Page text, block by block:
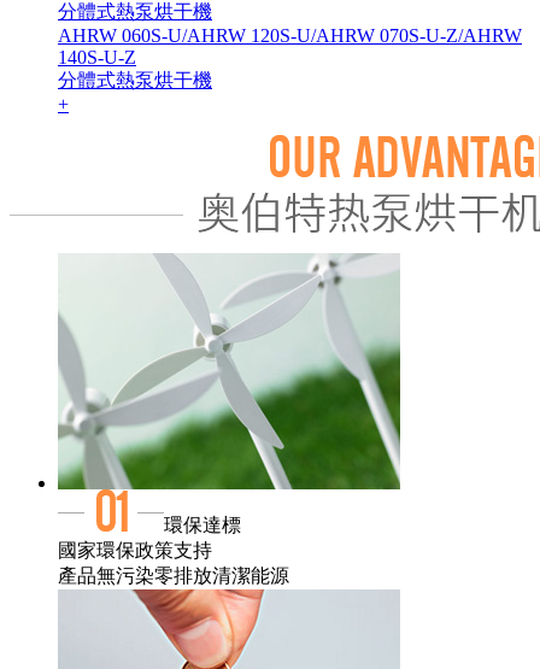
分體式熱泵烘干機
AHRW 060S-U/AHRW 120S-U/AHRW 070S-U-Z/AHRW
140S-U-Z
分體式熱泵烘干機
+
環保達標
國家環保政策支持
產品無污染零排放清潔能源